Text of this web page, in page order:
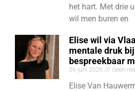
het hart. Met drie
wil men buren en
Elise wil via
mentale druk
bespreekbaar
26 juni 2026 Geen
Elise Van